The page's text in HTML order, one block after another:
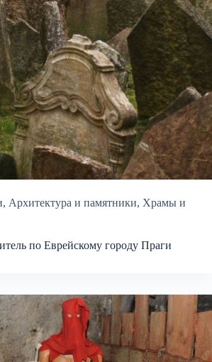
, Архитектура и памятники, Храмы и
по Еврейскому городу Праги